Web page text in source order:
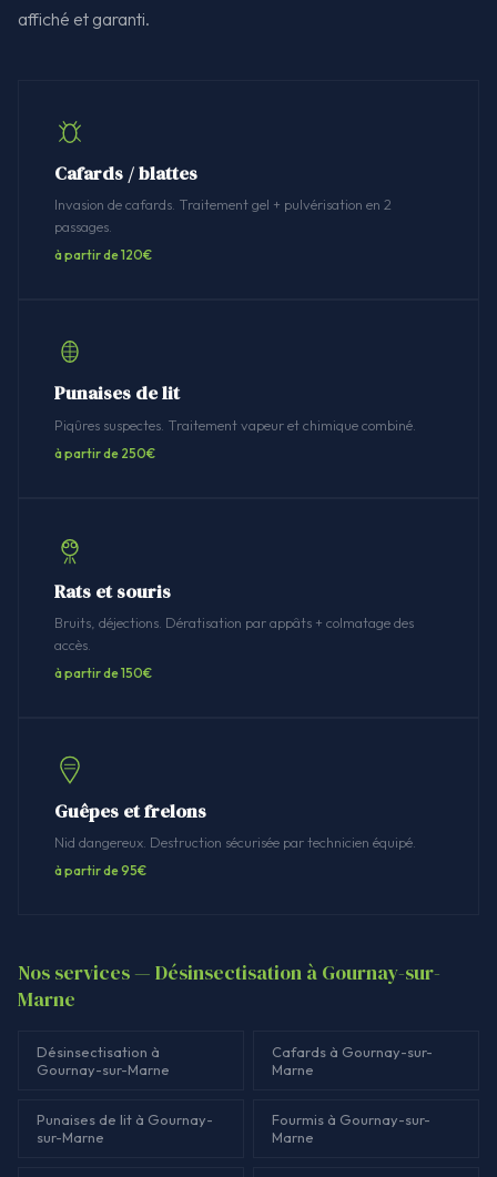
affiché et garanti.
Cafards / blattes
Invasion de cafards. Traitement gel + pulvérisation en 2
passages.
à partir de 120€
Punaises de lit
Piqûres suspectes. Traitement vapeur et chimique combiné.
à partir de 250€
Rats et souris
Bruits, déjections. Dératisation par appâts + colmatage des
accès.
à partir de 150€
Guêpes et frelons
Nid dangereux. Destruction sécurisée par technicien équipé.
à partir de 95€
Nos services — Désinsectisation à Gournay-sur-
Marne
Désinsectisation à
Gournay-sur-Marne
Cafards à Gournay-sur-
Marne
Punaises de lit à Gournay-
sur-Marne
Fourmis à Gournay-sur-
Marne